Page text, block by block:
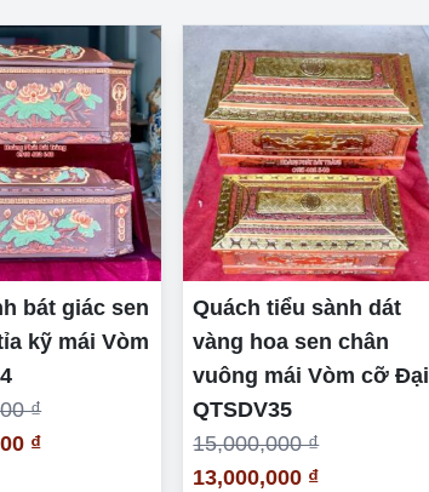
bát giác sen
kỹ mái Vòm
₫
₫
Quách tiểu sành dát
vàng hoa sen chân
vuông mái Vòm cỡ Đại
QTSDV35
15,000,000 ₫
13,000,000 ₫